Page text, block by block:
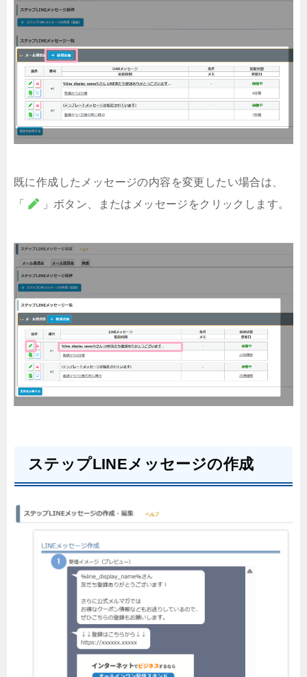
既に作成したメッセージの内容を変更したい場合は、
「
」ボタン、またはメッセージをクリックします。
ステップLINEメッセージの作成